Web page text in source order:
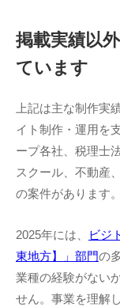
掲載実績以
ています
上記は主な制作実
イト制作・運用を
ープ各社、税理士
スクール、不動産
の案件があります。
2025年には、 ビジ
東地方】」部門の
業種の経験がない
せん。事業を理解